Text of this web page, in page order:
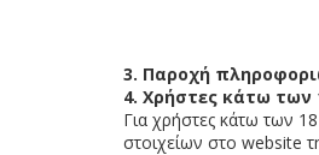
3. Παροχή
4. Χρήστες κάτω των
Για χρήστες κάτω των
στοιχείων στο website